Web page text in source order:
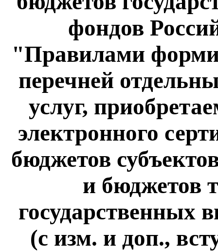
фондов
"Правилами
перечней
услуг,
электронного
бюджетов
и бюджетов
государственных
(с изм. и доп.,